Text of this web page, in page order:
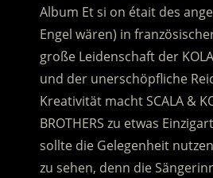
Album Et si on était des
Engel wären) in
große Leidenschaft der
und der unerschöpfliche
Kreativität macht SCALA &
BROTHERS zu etwas
sollte die Gelegenheit
zu sehen, denn die